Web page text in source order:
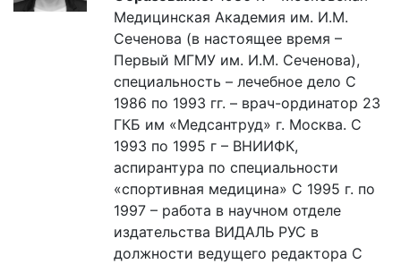
Медицинская Академия им. И.М.
Сеченова (в настоящее время –
Первый МГМУ им. И.М. Сеченова),
специальность – лечебное дело С
1986 по 1993 гг. – врач-ординатор 23
ГКБ им «Медсантруд» г. Москва. С
1993 по 1995 г – ВНИИФК,
аспирантура по специальности
«спортивная медицина» С 1995 г. по
1997 – работа в научном отделе
издательства ВИДАЛЬ РУС в
должности ведущего редактора C